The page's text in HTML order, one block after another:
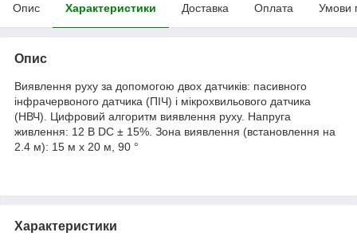
Опис Характеристики Доставка Оплата Умови
Опис
Виявлення руху за допомогою двох датчиків: пасивного
інфрачервоного датчика (ПІЧ) і мікрохвильового датчика
(НВЧ). Цифровий алгоритм виявлення руху. Напруга
живлення: 12 В DC ± 15%. Зона виявлення (встановлення на
2.4 м): 15 м x 20 м, 90 °
Характеристики